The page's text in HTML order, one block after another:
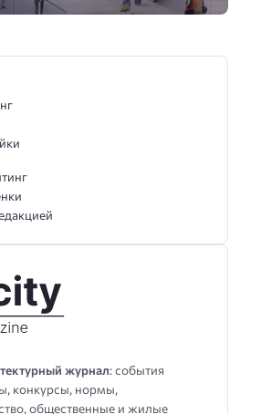
журнал: события
конкурсы, нормы,
общественные и жилые